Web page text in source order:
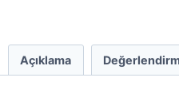
Açıklama